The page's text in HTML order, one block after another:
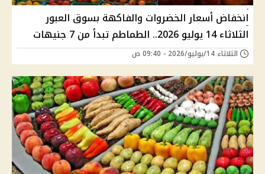
انخفاض أسعار الخضروات والفاكهة بسوق العبور
الثلاثاء 14 يوليو 2026.. الطماطم تبدأ من 7 جنيهات
الثلاثاء 14/يوليو/2026 - 09:40 ص